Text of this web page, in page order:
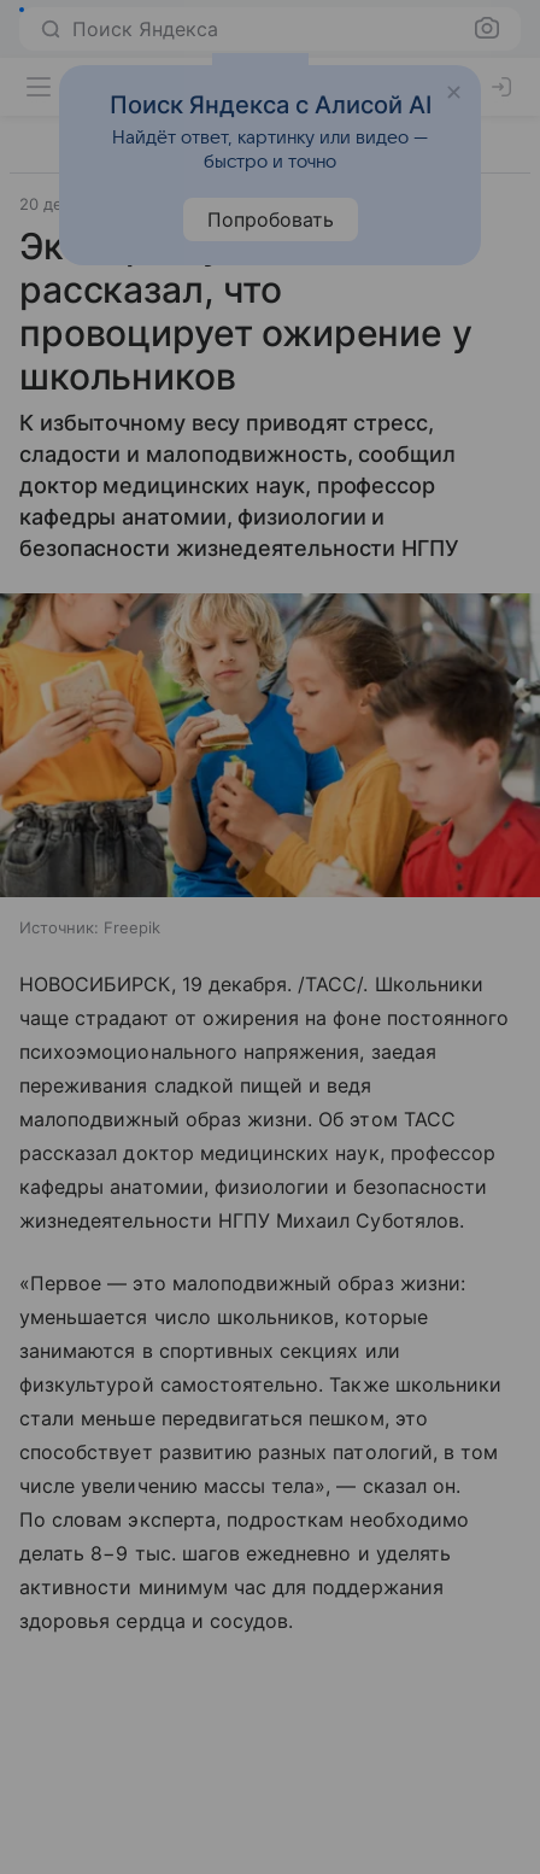
Поиск Яндекса
20 декабря 2025
Эксперт Суботялов
рассказал, что
провоцирует ожирение у
школьников
К избыточному весу приводят стресс,
сладости и малоподвижность, сообщил
доктор медицинских наук, профессор
кафедры анатомии, физиологии и
безопасности жизнедеятельности НГПУ
Источник: Freepik
НОВОСИБИРСК, 19 декабря. /ТАСС/. Школьники
чаще страдают от ожирения на фоне постоянного
психоэмоционального напряжения, заедая
переживания сладкой пищей и ведя
малоподвижный образ жизни. Об этом ТАСС
рассказал доктор медицинских наук, профессор
кафедры анатомии, физиологии и безопасности
жизнедеятельности НГПУ Михаил Суботялов.
«Первое — это малоподвижный образ жизни:
уменьшается число школьников, которые
занимаются в спортивных секциях или
физкультурой самостоятельно. Также школьники
стали меньше передвигаться пешком, это
способствует развитию разных патологий, в том
числе увеличению массы тела», — сказал он.
По словам эксперта, подросткам необходимо
делать 8−9 тыс. шагов ежедневно и уделять
активности минимум час для поддержания
здоровья сердца и сосудов.
Поиск Яндекса с Алисой AI
Найдёт ответ, картинку или видео —
быстро и точно
Попробовать